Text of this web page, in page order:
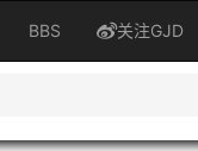
BBS 关注GJD